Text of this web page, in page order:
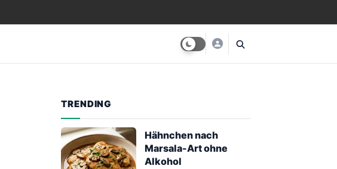
TRENDING
Hähnchen nach
Marsala-Art ohne
Alkohol